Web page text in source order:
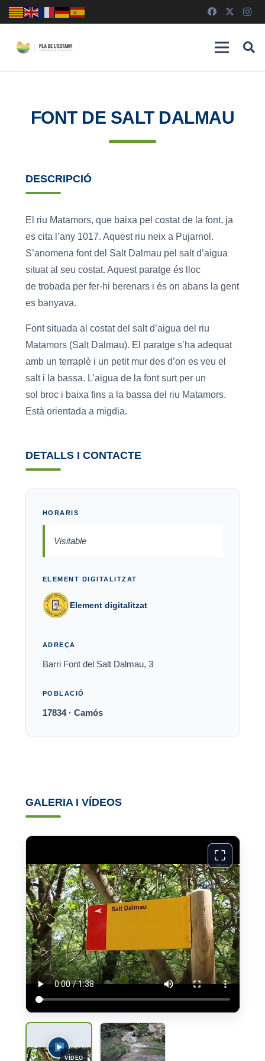
FONT DE SALT DALMAU
DESCRIPCIÓ
El riu Matamors, que baixa pel costat de la font, ja
es cita l’any 1017. Aquest riu neix a Pujarnol.
S’anomena font del Salt Dalmau pel salt d’aigua
situat al seu costat. Aquest paratge és lloc
de trobada per fer-hi berenars i és on abans la gent
es banyava.
Font situada al costat del salt d’aigua del riu
Matamors (Salt Dalmau). El paratge s’ha adequat
amb un terraplè i un petit mur des d’on es veu el
salt i la bassa. L’aigua de la font surt per un
sol broc i baixa fins a la bassa del riu Matamors.
Està orientada a migdia.
DETALLS I CONTACTE
HORARIS
Visitable
ELEMENT DIGITALITZAT
Element digitalitzat
ADREÇA
Barri Font del Salt Dalmau, 3
POBLACIÓ
17834 · Camós
GALERIA I VÍDEOS
⛶
VÍDEO